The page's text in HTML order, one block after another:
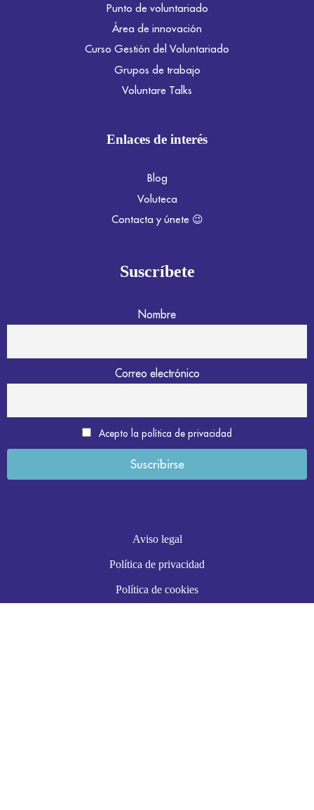
Punto de voluntariado
Área de innovación
Curso Gestión del Voluntariado
Grupos de trabajo
Voluntare Talks
Enlaces de interés
Blog
Voluteca
Contacta y únete 😉
Suscríbete
Nombre
Correo electrónico
Acepto la política de privacidad
Aviso legal
Política de privacidad
Política de cookies